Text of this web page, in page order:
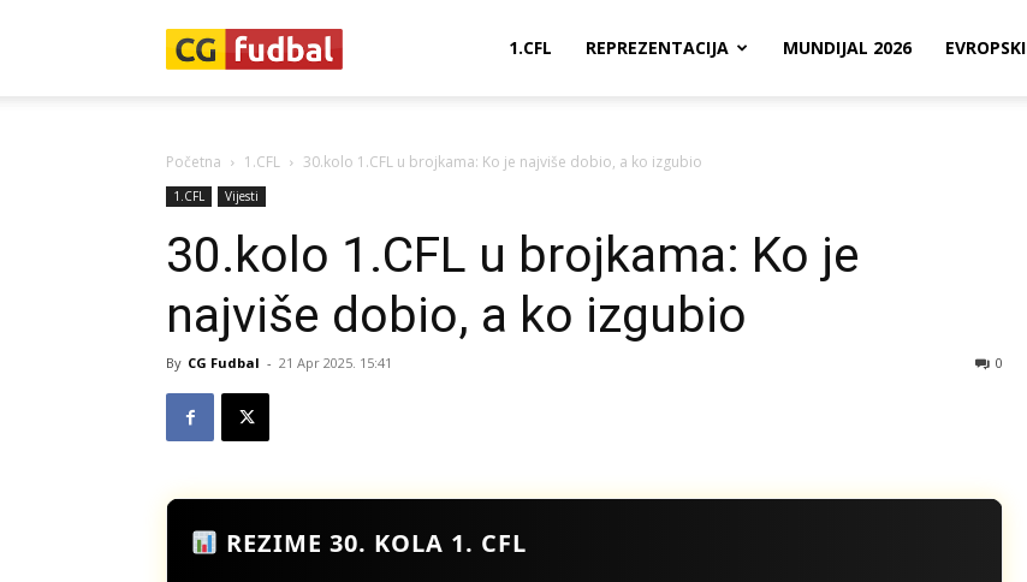
1.CFL REPREZENTACIJA MUNDIJAL 2026 EVROPSKI
Početna 1.CFL 30.kolo 1.CFL u brojkama: Ko je najviše dobio, a ko izgubio
1.CFL Vijesti
30.kolo 1.CFL u brojkama: Ko je
najviše dobio, a ko izgubio
By CG Fudbal - 21 Apr 2025. 15:41 0
REZIME 30. KOLA 1. CFL